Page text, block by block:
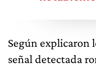
Según explicaron
señal detectada